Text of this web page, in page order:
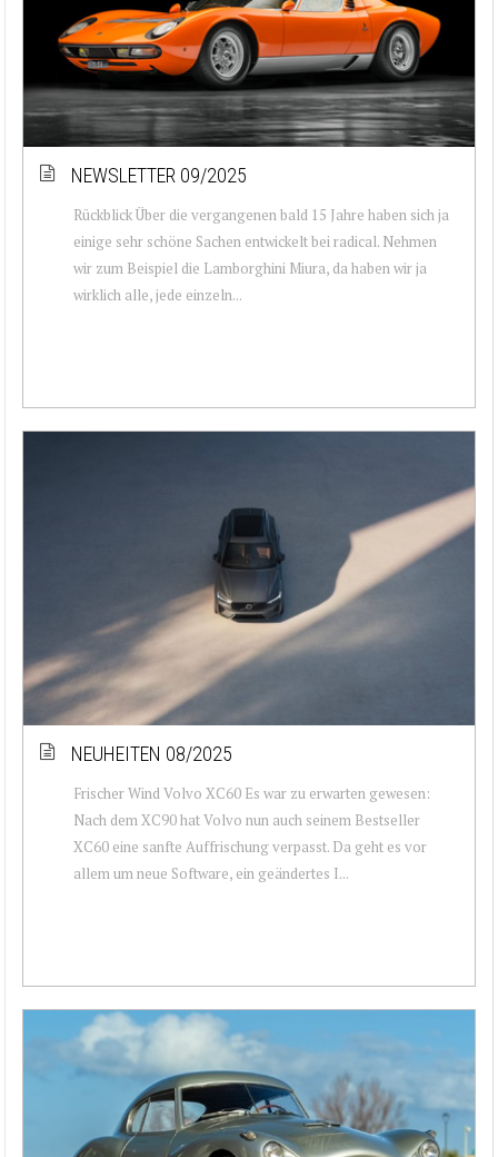
NEWSLETTER 09/2025
Rückblick Über die vergangenen bald 15 Jahre haben sich ja
einige sehr schöne Sachen entwickelt bei radical. Nehmen
wir zum Beispiel die Lamborghini Miura, da haben wir ja
wirklich alle, jede einzeln...
NEUHEITEN 08/2025
Frischer Wind Volvo XC60 Es war zu erwarten gewesen:
Nach dem XC90 hat Volvo nun auch seinem Bestseller
XC60 eine sanfte Auffrischung verpasst. Da geht es vor
allem um neue Software, ein geändertes I...